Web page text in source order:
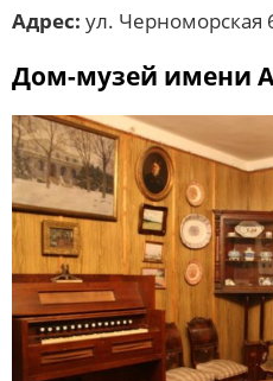
Адрес: ул. Черноморская
Дом-музей имени